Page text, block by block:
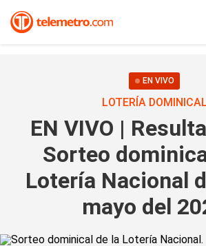
EN VIVO
LOTERÍA DOMINICAL
EN VIVO |
Sorteo
Lotería Nacional
mayo del